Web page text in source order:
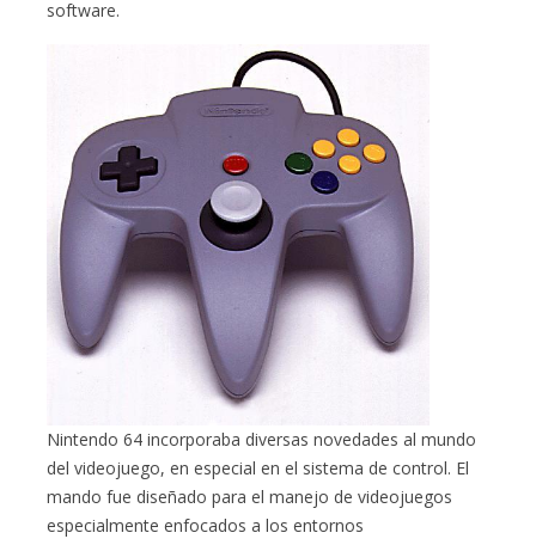
software.
Nintendo 64 incorporaba diversas novedades al mundo
del videojuego, en especial en el sistema de control. El
mando fue diseñado para el manejo de videojuegos
especialmente enfocados a los entornos